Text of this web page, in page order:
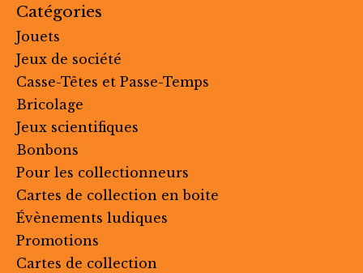
Catégories
Jouets
Jeux de société
Casse-Têtes et Passe-Temps
Bricolage
Jeux scientifiques
Bonbons
Pour les collectionneurs
Cartes de collection en boite
Évènements ludiques
Promotions
Cartes de collection